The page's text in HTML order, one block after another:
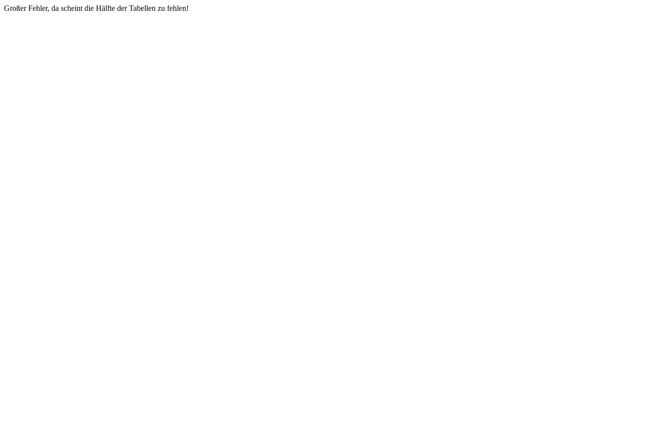
Großer Fehler, da scheint die Hälfte der Tabellen zu fehlen!